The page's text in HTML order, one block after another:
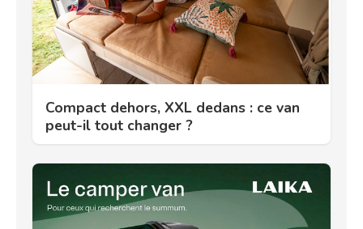
Compact dehors, XXL dedans : ce van
peut-il tout changer ?